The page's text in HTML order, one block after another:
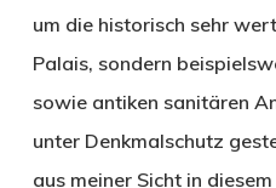
um die historisch sehr
Palais, sondern
sowie antiken sanitären
unter Denkmalschutz
aus meiner Sicht in